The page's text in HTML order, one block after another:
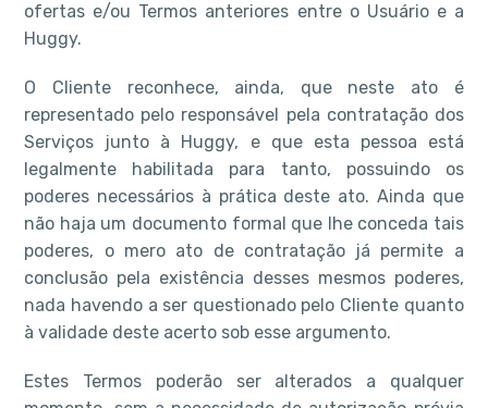
ofertas e/ou Termos anteriores entre o Usuário e a
Huggy.
O Cliente reconhece, ainda, que neste ato é
representado pelo responsável pela contratação dos
Serviços junto à Huggy, e que esta pessoa está
legalmente habilitada para tanto, possuindo os
poderes necessários à prática deste ato. Ainda que
não haja um documento formal que lhe conceda tais
poderes, o mero ato de contratação já permite a
conclusão pela existência desses mesmos poderes,
nada havendo a ser questionado pelo Cliente quanto
à validade deste acerto sob esse argumento.
Estes Termos poderão ser alterados a qualquer